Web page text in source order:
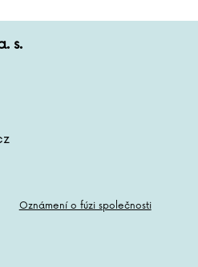
s.
Oznámení o fúzi společnosti